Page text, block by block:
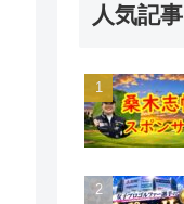
人気記事